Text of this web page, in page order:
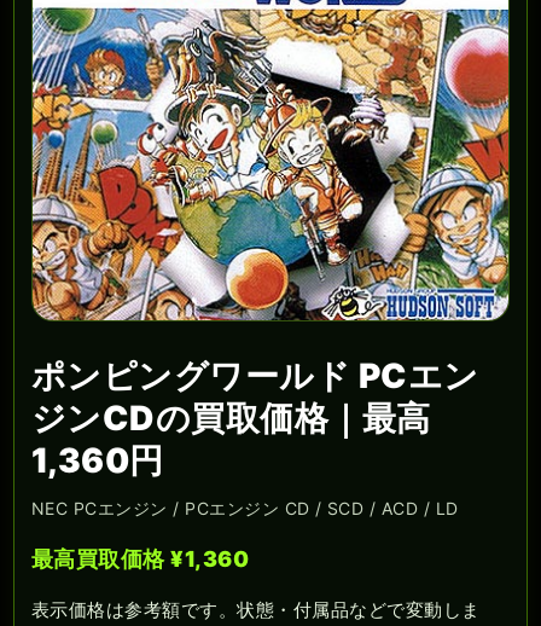
ポンピングワールド PCエン
ジンCDの買取価格｜最高
1,360円
NEC PCエンジン / PCエンジン CD / SCD / ACD / LD
最高買取価格 ¥1,360
表示価格は参考額です。状態・付属品などで変動しま